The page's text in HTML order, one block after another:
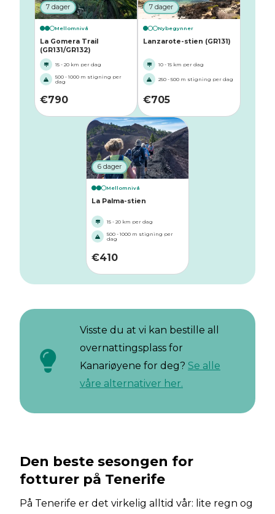
7 dager
Mellomnivå
La Gomera Trail
(GR131/GR132)
15 - 20 km per dag
500 - 1000 m stigning per
dag
€790
7 dager
Nybegynner
Lanzarote-stien (GR131)
10 - 15 km per dag
250 - 500 m stigning per dag
€705
6 dager
Mellomnivå
La Palma-stien
15 - 20 km per dag
500 - 1000 m stigning per
dag
€410
Visste du at vi kan bestille all
overnattingsplass for
Kanariøyene for deg? Se alle
våre alternativer her.
Den beste sesongen for
fotturer på Tenerife
På Tenerife er det virkelig alltid vår: lite regn og